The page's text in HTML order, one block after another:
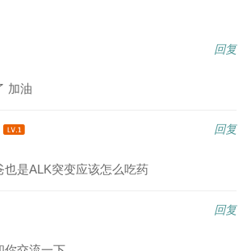
回复
加油
回复
也是ALK突变应该怎么吃药
回复